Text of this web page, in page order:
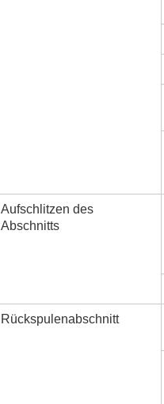
Aufschlitzen des
Abschnitts
Rückspulenabschnitt